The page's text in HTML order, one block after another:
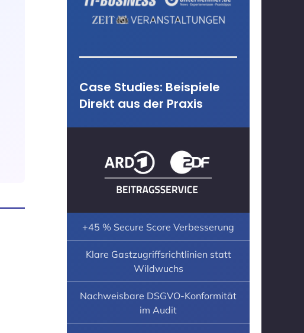
Case Studies: Beispiele
Direkt aus der Praxis
+45 % Secure Score Verbesserung
Klare Gastzugriffsrichtlinien statt
Wildwuchs
Nachweisbare DSGVO-Konformität
im Audit